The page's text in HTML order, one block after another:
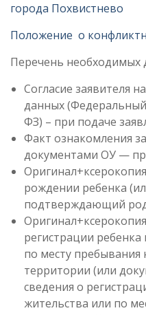
города Похвистнево
Положение о
Перечень необходимых
Согласие заявителя
данных
ФЗ) – при подаче
Факт ознакомления
документами ОУ —
рождении ребенка
подтверждающий
регистрации
по месту пребывания
территории (или
сведения о
жительства или по